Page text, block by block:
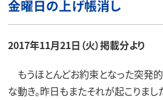
金曜日の上げ帳消し
2017年11月21日（火）掲載分より
もうほとんどお約束となった突発
な動き。昨日もまたそれが起こりまし